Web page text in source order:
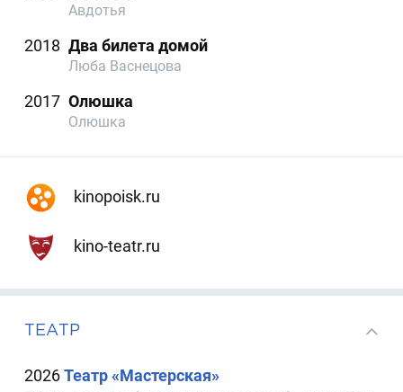
Авдотья
2018 Два билета домой
Люба Васнецова
2017 Олюшка
Олюшка
kinopoisk.ru
kino-teatr.ru
ТЕАТР
2026Театр «Мастерская»